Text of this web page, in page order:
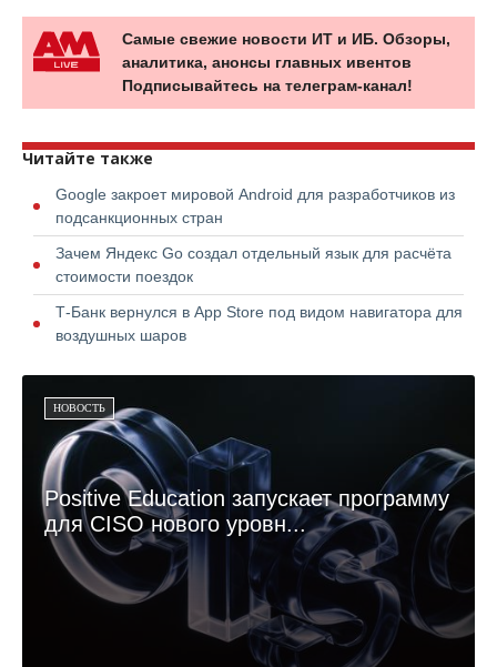
Самые свежие новости ИТ и ИБ. Обзоры,
аналитика, анонсы главных ивентов
Подписывайтесь на телеграм-канал!
Читайте также
Google закроет мировой Android для разработчиков из
подсанкционных стран
Зачем Яндекс Go создал отдельный язык для расчёта
стоимости поездок
Т-Банк вернулся в App Store под видом навигатора для
воздушных шаров
НОВОСТЬ
Positive Education запускает программу
для CISO нового уровн...